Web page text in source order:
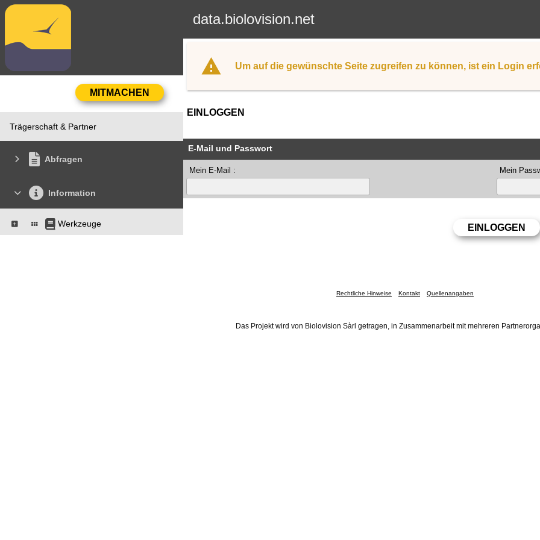
data.biolovision.net
Trägerschaft & Partner
Abfragen
Information
Werkzeuge
Um auf die gewünschte Seite zugreifen zu können, ist ein Login
EINLOGGEN
E-Mail und Passwort
Mein E-Mail : Mein
Rechtliche Hinweise Kontakt Quellenangaben
Das Projekt wird von Biolovision Sàrl getragen, in Zusammenarbeit mit mehreren